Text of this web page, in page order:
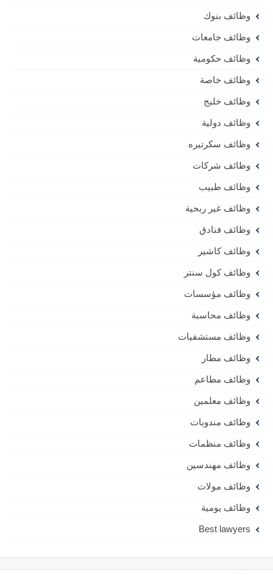
وظائف بنوك
وظائف جامعات
وظائف حكومية
وظائف خاصة
وظائف خليج
وظائف دولية
وظائف سكرتيره
وظائف شركات
وظائف طبيب
وظائف غير ربحية
وظائف فنادق
وظائف كاشير
وظائف كول سنتر
وظائف مؤسسات
وظائف محاسبة
وظائف مستشفيات
وظائف مطار
وظائف مطاعم
وظائف معلمين
وظائف مندوبات
وظائف منظمات
وظائف مهندسين
وظائف مولات
وظائف يومية
Best lawyers